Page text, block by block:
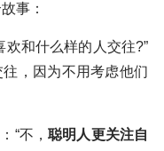
事：
欢和什么样的人交往?”
，因为不用考虑他们
“不，聪明人更关注自